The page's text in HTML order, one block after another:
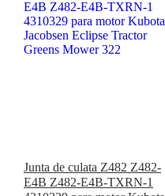
Junta de culata Z482 Z482-
E4B Z482-E4B-TXRN-1